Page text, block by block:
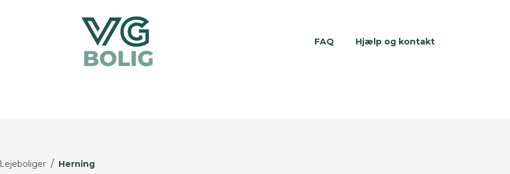
FAQ Hjælp og kontakt
Lejeboliger / Herning